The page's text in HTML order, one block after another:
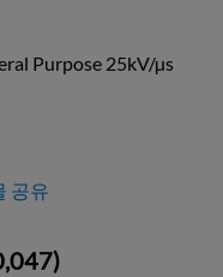
Purpose 25kV/µs
공유
)